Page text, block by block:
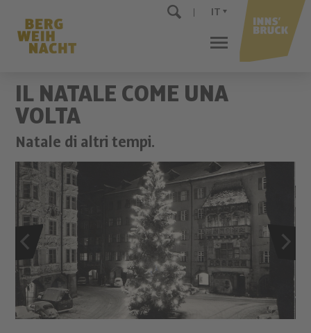
IT
IL NATALE COME UNA
VOLTA
Natale di altri tempi.